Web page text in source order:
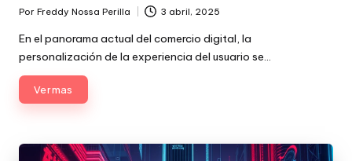
Publicado
por
Por Freddy Nossa Perilla 3 abril, 2025
En el panorama actual del comercio digital, la
personalización de la experiencia del usuario se…
Ver mas